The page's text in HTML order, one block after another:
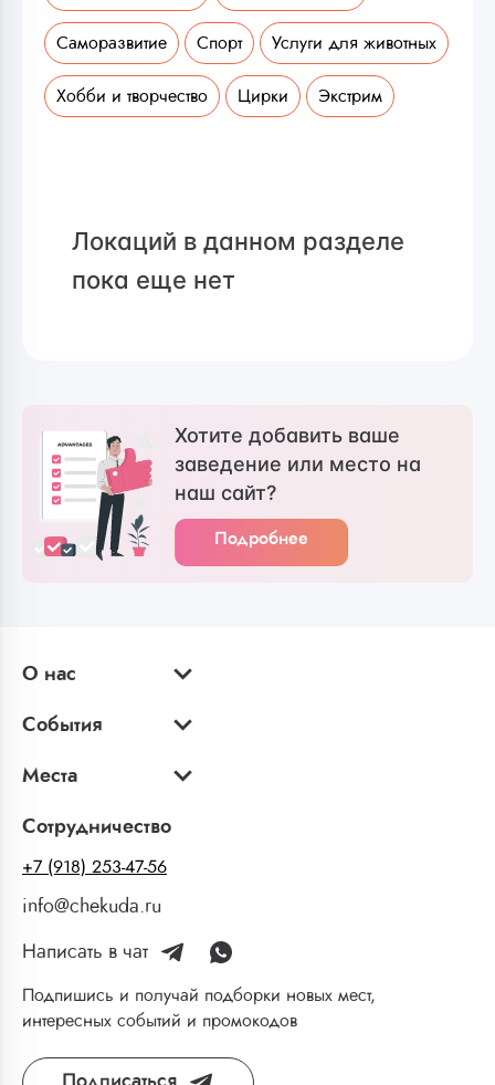
Саморазвитие Спорт Услуги для животных
Хобби и творчество Цирки Экстрим
Локаций в данном разделе
пока еще нет
Хотите добавить ваше
заведение или место на
наш сайт?
Подробнее
О нас
События
Места
Сотрудничество
+7 (918) 253-47-56
info@chekuda.ru
Написать в чат
Подпишись и получай подборки новых мест,
интересных событий и промокодов